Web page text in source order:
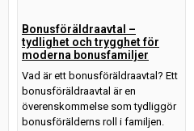
Bonusföräldraavtal –
tydlighet och trygghet för
moderna bonusfamiljer
Vad är ett bonusföräldraavtal? Ett
bonusföräldraavtal är en
överenskommelse som tydliggör
bonusförälderns roll i familjen.